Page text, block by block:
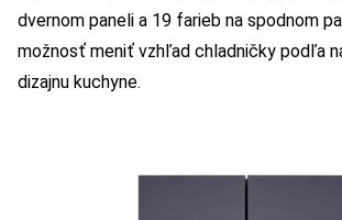
dvernom paneli a 19 farieb na spodnom
možnosť meniť vzhľad chladničky podľa
dizajnu kuchyne.